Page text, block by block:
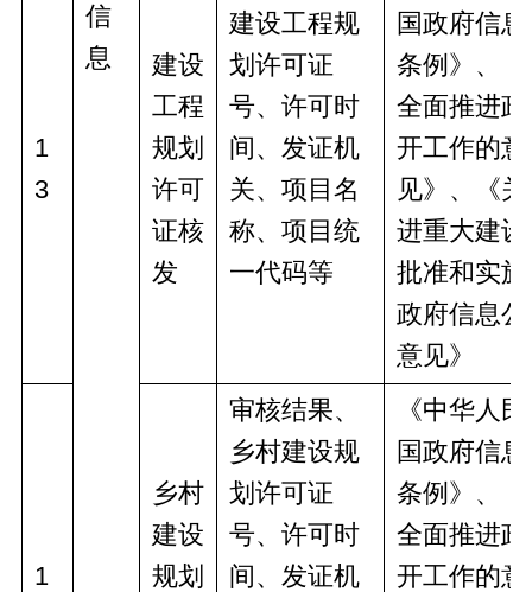
信
息
1
3
建设
工程
规划
许可
证核
发
建设工程规
划许可证
号、许可时
间、发证机
关、项目名
称、项目统
一代码等
国政府信
条例》、
全面推进
开工作的意
见》、《
进重大建
批准和实
政府信息
意见》
1
乡村
建设
规划
审核结果、
乡村建设规
划许可证
号、许可时
间、发证机
《中华人
国政府信
条例》、
全面推进
开工作的意